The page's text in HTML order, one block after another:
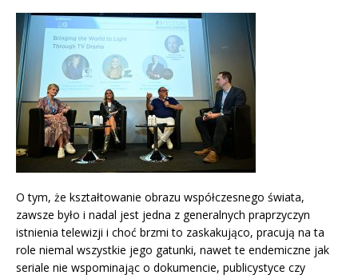
O tym, że kształtowanie obrazu współczesnego świata,
zawsze było i nadal jest jedna z generalnych praprzyczyn
istnienia telewizji i choć brzmi to zaskakująco, pracują na ta
role niemal wszystkie jego gatunki, nawet te endemiczne jak
seriale nie wspominając o dokumencie, publicystyce czy